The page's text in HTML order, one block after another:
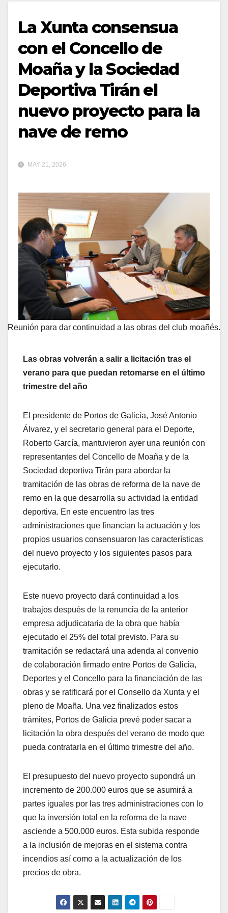
La Xunta consensua
con el Concello de
Moaña y la Sociedad
Deportiva Tirán el
nuevo proyecto para la
nave de remo
MAY 21, 2026
Reunión para dar continuidad a las obras del club moañés.
Las obras volverán a salir a licitación tras el
verano para que puedan retomarse en el último
trimestre del año
El presidente de Portos de Galicia, José Antonio
Álvarez, y el secretario general para el Deporte,
Roberto García, mantuvieron ayer una reunión con
representantes del Concello de Moaña y de la
Sociedad deportiva Tirán para abordar la
tramitación de las obras de reforma de la nave de
remo en la que desarrolla su actividad la entidad
deportiva. En este encuentro las tres
administraciones que financian la actuación y los
propios usuarios consensuaron las características
del nuevo proyecto y los siguientes pasos para
ejecutarlo.
Este nuevo proyecto dará continuidad a los
trabajos después de la renuncia de la anterior
empresa adjudicataria de la obra que había
ejecutado el 25% del total previsto. Para su
tramitación se redactará una adenda al convenio
de colaboración firmado entre Portos de Galicia,
Deportes y el Concello para la financiación de las
obras y se ratificará por el Consello da Xunta y el
pleno de Moaña. Una vez finalizados estos
trámites, Portos de Galicia prevé poder sacar a
licitación la obra después del verano de modo que
pueda contratarla en el último trimestre del año.
El presupuesto del nuevo proyecto supondrá un
incremento de 200.000 euros que se asumirá a
partes iguales por las tres administraciones con lo
que la inversión total en la reforma de la nave
asciende a 500.000 euros. Esta subida responde
a la inclusión de mejoras en el sistema contra
incendios así como a la actualización de los
precios de obra.